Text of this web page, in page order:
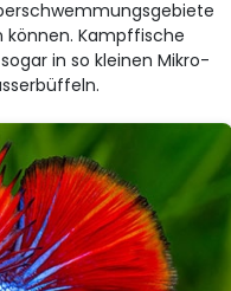
können. Kampffische
in so kleinen Mikro-